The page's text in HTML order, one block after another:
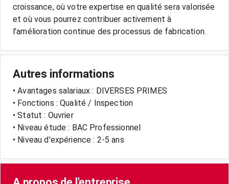
croissance, où votre expertise en qualité sera valorisée
et où vous pourrez contribuer activement à
Autres informations
• Avantages salariaux : DIVERSES PRIMES
• Fonctions : Qualité / Inspection
• Statut : Ouvrier
• Niveau étude : BAC Professionnel
• Niveau d'expérience : 2-5 ans